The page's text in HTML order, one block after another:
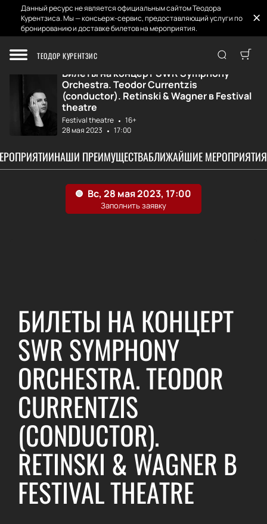
Данный ресурс не является официальным сайтом Теодора
Курентзиса. Мы — консьерж-сервис, предоставляющий услуги по
бронированию и доставке билетов на мероприятия.
ТЕОДОР КУРЕНТЗИС
Главная Афиша и Билеты
Билеты на концерт SWR Symphony
Orchestra. Teodor Currentzis
(conductor). Retinski & Wagner в Festival
theatre
Festival theatre
16+
28 мая 2023
17:00
НАШИ ПРЕИМУЩЕСТВАБЛИЖАЙШИЕ МЕРОПРИЯТИЯ
БИЛЕТЫ НА КОНЦЕРТ
SWR SYMPHONY
ORCHESTRA. TEODOR
CURRENTZIS
(CONDUCTOR).
RETINSKI & WAGNER В
FESTIVAL THEATRE